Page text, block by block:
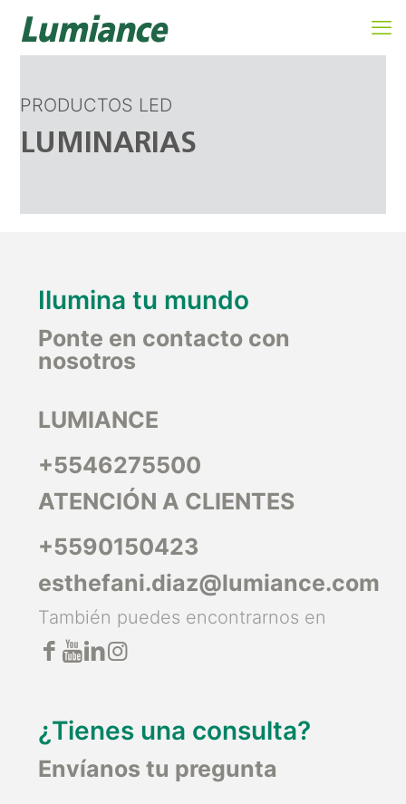
PRODUCTOS LED
LUMINARIAS
Ilumina tu mundo
Ponte en contacto con
nosotros
LUMIANCE
+5546275500
ATENCIÓN A CLIENTES
+5590150423
esthefani.diaz@lumiance.com
También puedes encontrarnos en
¿Tienes una consulta?
Envíanos tu pregunta